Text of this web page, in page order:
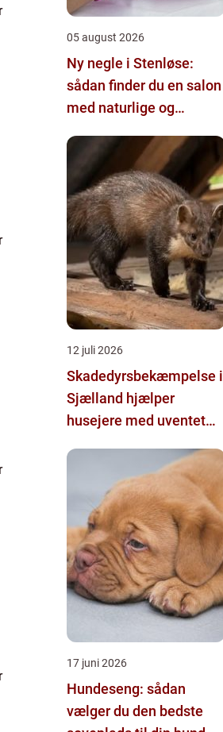
05 august 2026
Ny negle i Stenløse:
sådan finder du en salon
med naturlige og
12 juli 2026
Skadedyrsbekæmpelse i
Sjælland hjælper
husejere med uventet
17 juni 2026
Hundeseng: sådan
vælger du den bedste